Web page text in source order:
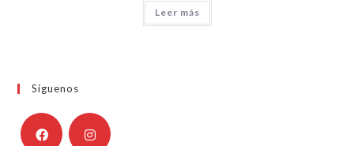
Leer más
Síguenos